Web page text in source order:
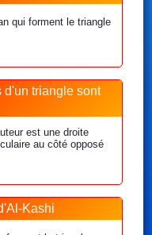
qui forment le triangle
d'un triangle sont
est une droite
au côté opposé
Kashi